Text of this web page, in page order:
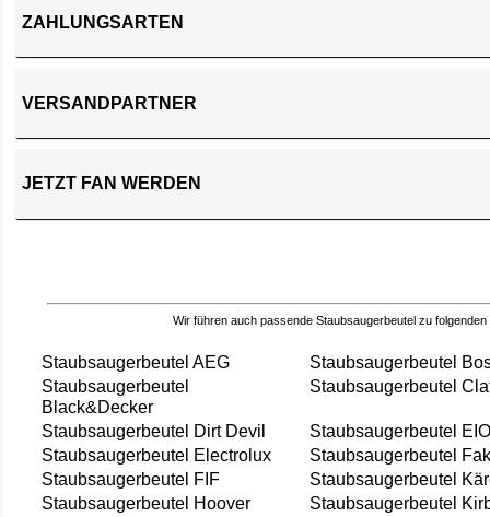
ZAHLUNGSARTEN
VERSANDPARTNER
JETZT FAN WERDEN
Wir führen auch passende Staubsaugerbeutel zu folgenden
Staubsaugerbeutel AEG
Staubsaugerbeutel
Staubsaugerbeutel
Black&Decker
Staubsaugerbeutel
Staubsaugerbeutel Dirt Devil
Staubsaugerbeutel
Staubsaugerbeutel Electrolux
Staubsaugerbeutel
Staubsaugerbeutel FIF
Staubsaugerbeutel
Staubsaugerbeutel Hoover
Staubsaugerbeutel